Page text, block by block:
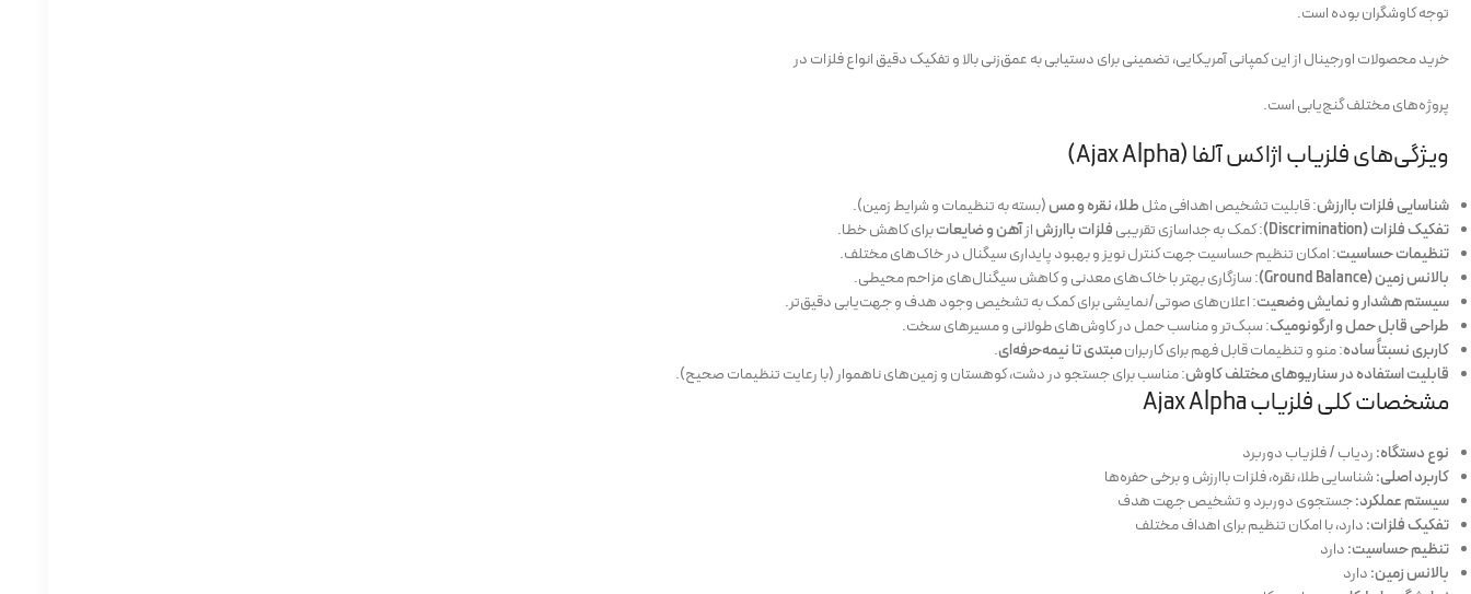
توجه کاوشگران بوده است.
خرید محصولات اورجینال از این کمپانی آمریکایی، تضمینی برای دستیابی به عمق‌زنی بالا و تفکیک دقیق انواع فلزات در
پروژه‌های مختلف گنج‌یابی است.
ویژگی‌های فلزیاب اژاکس آلفا (Ajax Alpha)
شناسایی فلزات باارزش: قابلیت تشخیص اهدافی مثلطلا، نقره و مس(بسته به تنظیمات و شرایط زمین).
تفکیک فلزات (Discrimination)
: کمک به جداسازی تقریبیفلزات باارزشازآهن و ضایعاتبرای کاهش خطا.
تنظیمات حساسیت: امکان تنظیم حساسیت جهت کنترل نویز و بهبود پایداری سیگنال در خاک‌های مختلف.
بالانس زمین (Ground Balance)
: سازگاری بهتر با خاک‌های معدنی و کاهش سیگنال‌های مزاحم محیطی.
سیستم هشدار و نمایش وضعیت: اعلان‌های صوتی/نمایشی برای کمک به تشخیص وجود هدف و جهت‌یابی دقیق‌تر.
طراحی قابل حمل و ارگونومیک: سبک‌تر و مناسب حمل در کاوش‌های طولانی و مسیرهای سخت.
کاربری نسبتاً ساده: منو و تنظیمات قابل فهم برای کاربرانمبتدی تا نیمه‌حرفه‌ای.
قابلیت استفاده در سناریوهای مختلف کاوش: مناسب برای جستجو در دشت، کوهستان و زمین‌های ناهموار (با رعایت تنظیمات صحیح).
مشخصات کلی فلزیاب Ajax Alpha
نوع دستگاه:ردیاب / فلزیاب دوربرد
کاربرد اصلی:شناسایی طلا، نقره، فلزات باارزش و برخی حفره‌ها
سیستم عملکرد:جستجوی دوربرد و تشخیص جهت هدف
تفکیک فلزات:دارد، با امکان تنظیم برای اهداف مختلف
تنظیم حساسیت:دارد
بالانس زمین:دارد